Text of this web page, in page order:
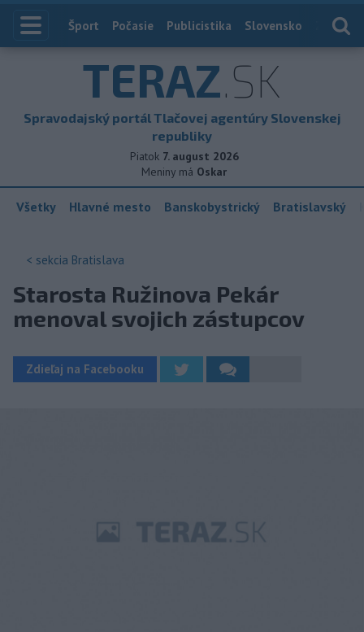
Index
Šport Počasie Publicistika Slovensko
TERAZ.SK
Spravodajský portál Tlačovej agentúry Slovenskej
republiky
Piatok 7. august 2026
Meniny má Oskar
Všetky Hlavné mesto Banskobystrický Bratislavský
< sekcia Bratislava
Starosta Ružinova Pekár
menoval svojich zástupcov
Zdieľaj na Facebooku